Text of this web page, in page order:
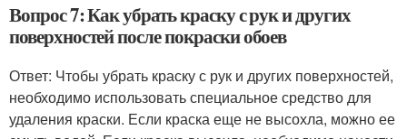
Вопрос 7: Как убрать краску с рук и других
поверхностей после покраски обоев
Ответ: Чтобы убрать краску с рук и других поверхностей,
необходимо использовать специальное средство для
удаления краски. Если краска еще не высохла, можно ее